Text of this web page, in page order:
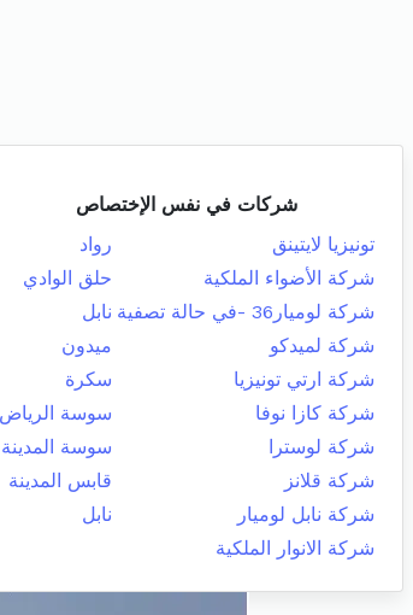
شركات في نفس الإختصاص
تونيزيا لايتينق
رواد
شركة الأضواء الملكية
حلق الوادي
شركة لوميار36 -في حالة تصفية
نابل
شركة لميدكو
ميدون
شركة ارتي تونيزيا
سكرة
شركة كازا نوفا
سوسة الرياض
شركة لوسترا
سوسة المدينة
شركة قلانز
قابس المدينة
شركة نابل لوميار
نابل
شركة الانوار الملكية